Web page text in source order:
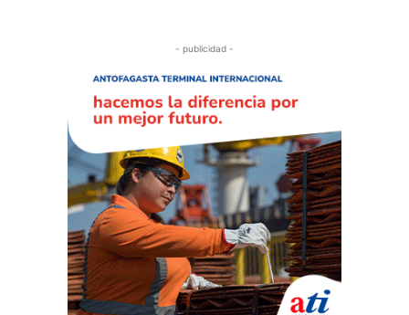
- publicidad -